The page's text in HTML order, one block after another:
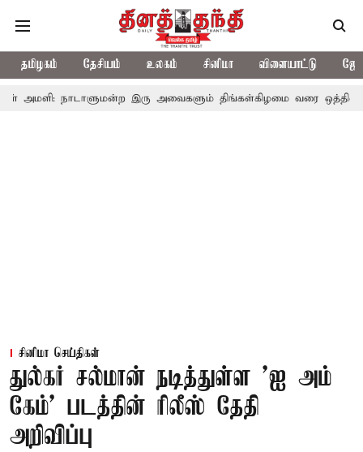
தமிழகம் தேசியம் உலகம் சினிமா விளையாட்டு
இரு அவைகளும் திங்கள்கிழமை வரை ஒத்திவைப்பு
சினிமா செய்திகள்
துல்கர் சல்மான் நடித்துள்ள 'ஐ அம்
கேம்' படத்தின் ரிலீஸ் தேதி
அறிவிப்பு